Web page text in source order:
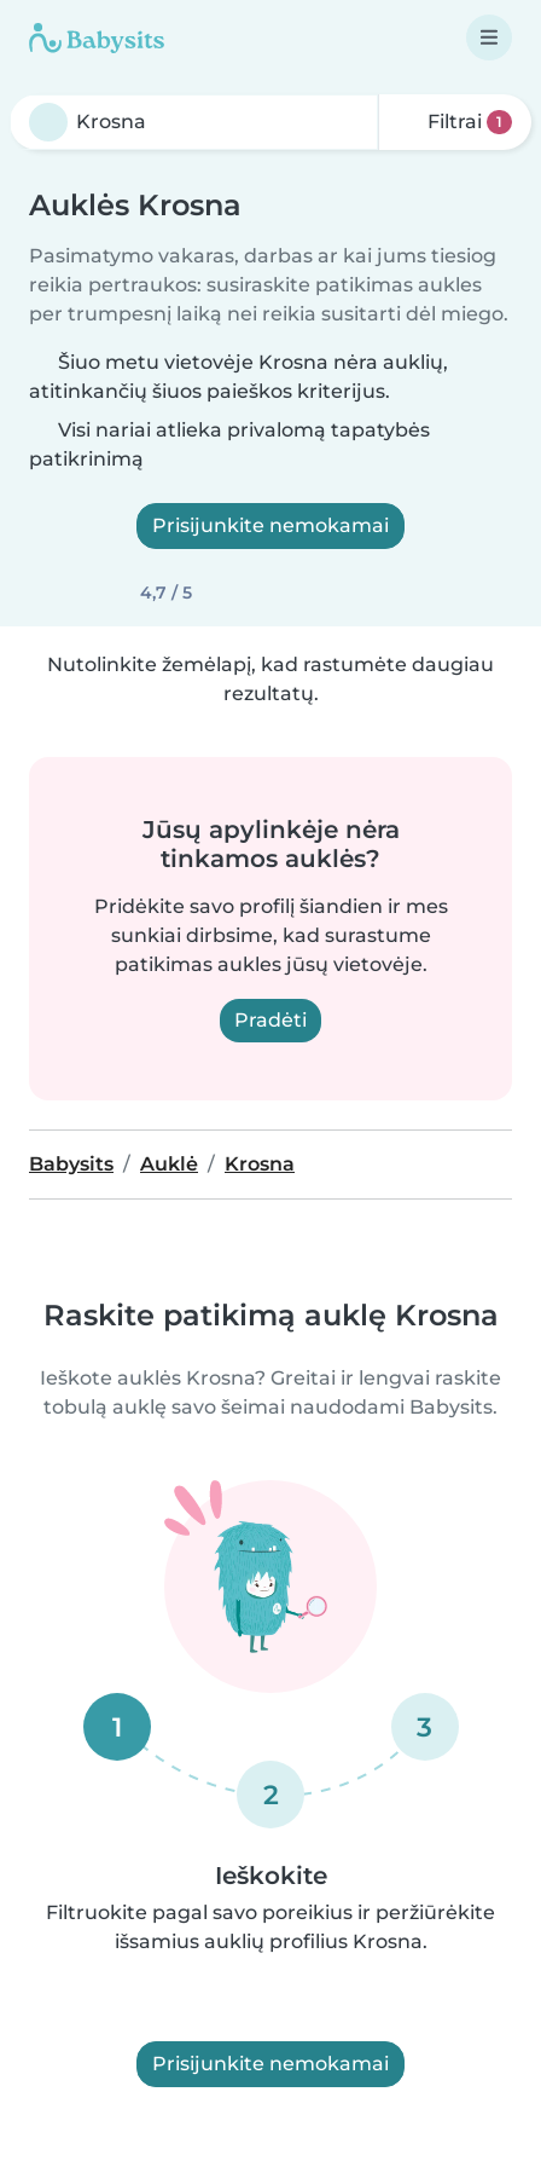
Filtrai 1
Auklės Krosna
Pasimatymo vakaras, darbas ar kai jums tiesiog
reikia pertraukos: susiraskite patikimas aukles
per trumpesnį laiką nei reikia susitarti dėl miego.
Šiuo metu vietovėje Krosna nėra auklių,
atitinkančių šiuos paieškos kriterijus.
Visi nariai atlieka privalomą tapatybės
patikrinimą
Prisijunkite nemokamai
4,7 / 5
Nutolinkite žemėlapį, kad rastumėte daugiau
rezultatų.
Jūsų apylinkėje nėra
tinkamos auklės?
Pridėkite savo profilį šiandien ir mes
sunkiai dirbsime, kad surastume
patikimas aukles jūsų vietovėje.
Pradėti
Babysits Auklė Krosna
Raskite patikimą auklę Krosna
Ieškote auklės Krosna? Greitai ir lengvai raskite
tobulą auklę savo šeimai naudodami Babysits.
1
2
3
Ieškokite
Filtruokite pagal savo poreikius ir peržiūrėkite
išsamius auklių profilius Krosna.
Prisijunkite nemokamai